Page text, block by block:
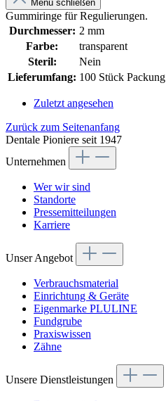
Menü schließen
Gummiringe für Regulierungen.
Durchmesser: 2 mm
Farbe:
transparent
Steril:
Nein
Lieferumfang: 100 Stück Packung
Zuletzt angesehen
Zurück zum Seitenanfang
Dentale Pioniere seit 1947
Unternehmen
Wer wir sind
Standorte
Pressemitteilungen
Karriere
Unser Angebot
Verbrauchsmaterial
Einrichtung & Geräte
Eigenmarke PLULINE
Fundgrube
Praxiswissen
Zähne
Unsere Dienstleistungen